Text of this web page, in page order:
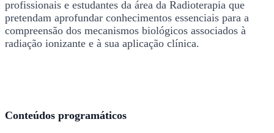
profissionais e estudantes da área da Radioterapia que
pretendam aprofundar conhecimentos essenciais para a
compreensão dos mecanismos biológicos associados à
radiação ionizante e à sua aplicação clínica.
Conteúdos programáticos